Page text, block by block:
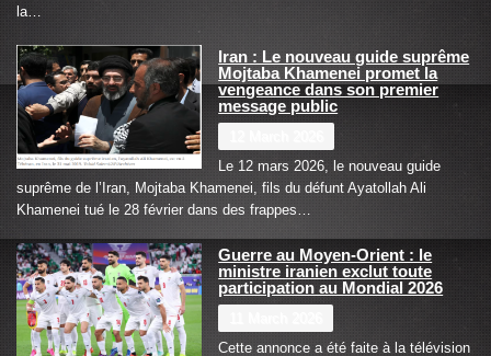
la…
Iran : Le nouveau guide suprême
Mojtaba Khamenei promet la
vengeance dans son premier
message public
Le 12 mars 2026, le nouveau guide
suprême de l’Iran, Mojtaba Khamenei, fils du défunt Ayatollah Ali
Khamenei tué le 28 février dans des frappes…
Guerre au Moyen-Orient : le
ministre iranien exclut toute
participation au Mondial 2026
Cette annonce a été faite à la télévision